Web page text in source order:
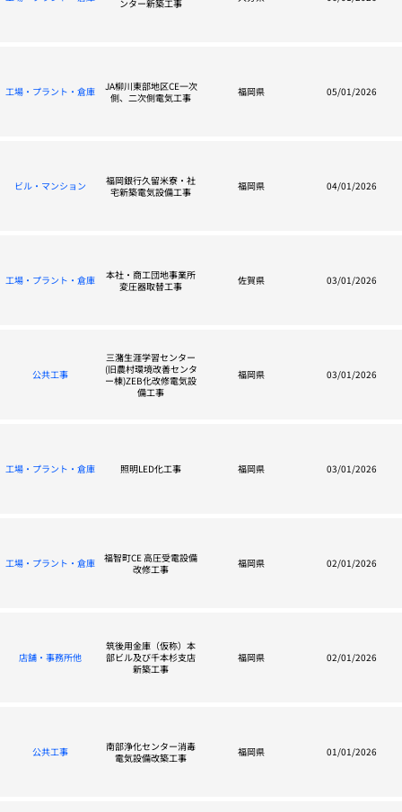
ンター新築工事
工場・プラント・倉庫
JA柳川東部地区CE一次
側、二次側電気工事
福岡県 05/01/2026
ビル・マンション
福岡銀行久留米寮・社
宅新築電気設備工事
福岡県 04/01/2026
工場・プラント・倉庫
本社・商工団地事業所
変圧器取替工事
佐賀県 03/01/2026
公共工事
三潴生涯学習センター
(旧農村環境改善センタ
ー棟)ZEB化改修電気設
備工事
福岡県 03/01/2026
工場・プラント・倉庫 照明LED化工事 福岡県 03/01/2026
工場・プラント・倉庫
福智町CE 高圧受電設備
改修工事
福岡県 02/01/2026
店舗・事務所他
筑後用金庫（仮称）本
部ビル及び千本杉支店
新築工事
福岡県 02/01/2026
公共工事
南部浄化センター消毒
電気設備改築工事
福岡県 01/01/2026